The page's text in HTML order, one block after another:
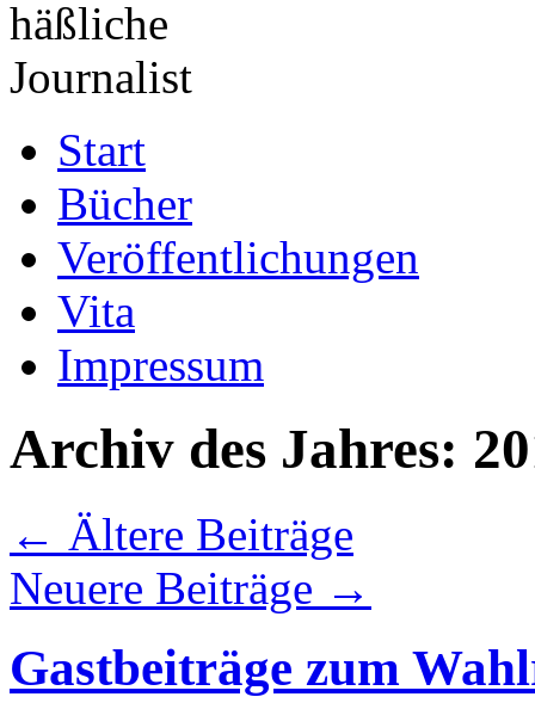
Inhalt
springenStart
Bücher
Veröffentlichungen
Vita
Impressum
Archiv des Jahres:
← Ältere Beiträge
Neuere Beiträge →
Gastbeiträge zum